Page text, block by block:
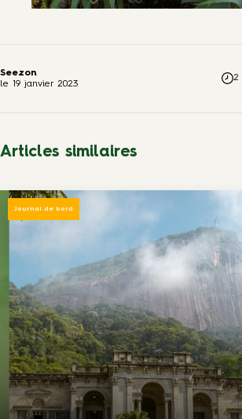
Seezon
le 19 janvier 2023
2
Articles similaires
Journal de bord